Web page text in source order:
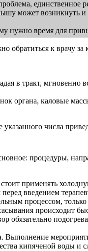
единственное
может
нужно время для
к врачу за
в тракт, мгновенно
органа, каловые
числа
процедуры,
применять
введением
процессом,
происходит
обязательно
Выполнение
кипяченой воды и